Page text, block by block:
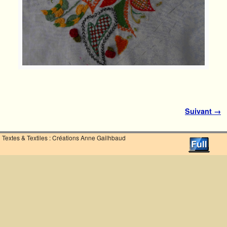
Suivant →
Textes & Textiles : Créations Anne Gailhbaud